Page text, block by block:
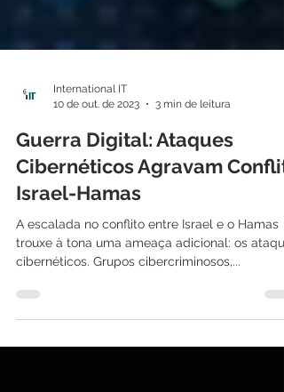
10 de out. de 2023
3 min de leitura
Guerra Digital: Ataques
Cibernéticos Agravam
Israel-Hamas
A escalada no conflito entre Israel e o Hamas
cibernéticos. Grupos cibercriminosos,...